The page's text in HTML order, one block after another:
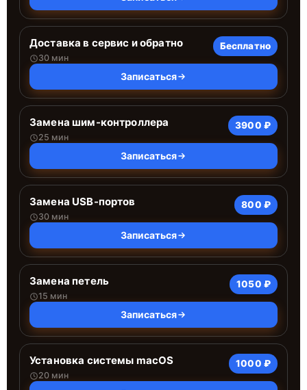
Доставка в сервис и обратно
30 мин
Бесплатно
Записаться
Замена шим-контроллера
25 мин
3900 ₽
Записаться
Замена USB-портов
30 мин
800 ₽
Записаться
Замена петель
15 мин
1050 ₽
Записаться
Установка системы macOS
20 мин
1000 ₽